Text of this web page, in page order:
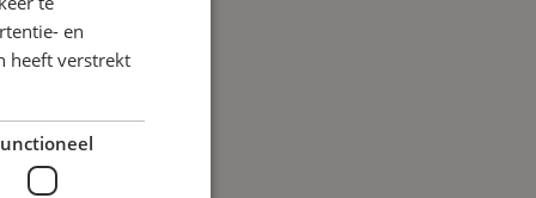
en
heeft verstrekt